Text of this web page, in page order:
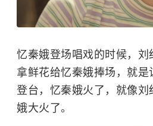
忆秦娥登场唱戏的时候，刘
拿鲜花给忆秦娥捧场，就是
登台，忆秦娥火了，就像刘
娥大火了。